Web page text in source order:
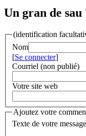
Un gran de sau
(identification
Nom
[Se connecter]
Courriel (non publié)
Votre site web
Ajoutez votre
Texte de votre message